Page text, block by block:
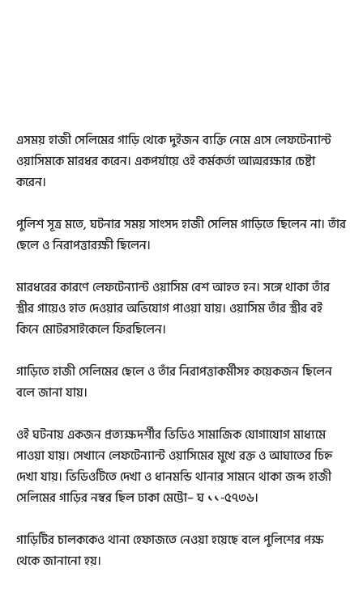
এসময় হাজী সেলিমের গাড়ি থেকে দুইজন ব্যক্তি নেমে এসে লেফটেন্যান্ট
ওয়াসিমকে মারধর করেন। একপর্যায়ে ওই কর্মকর্তা আত্মরক্ষার চেষ্টা
করেন।
পুলিশ সূত্র মতে, ঘটনার সময় সাংসদ হাজী সেলিম গাড়িতে ছিলেন না। তাঁর
ছেলে ও নিরাপত্তারক্ষী ছিলেন।
মারধরের কারণে লেফটেন্যান্ট ওয়াসিম বেশ আহত হন। সঙ্গে থাকা তাঁর
স্ত্রীর গায়েও হাত দেওয়ার অভিযোগ পাওয়া যায়। ওয়াসিম তাঁর স্ত্রীর বই
কিনে মোটরসাইকেলে ফিরছিলেন।
গাড়িতে হাজী সেলিমের ছেলে ও তাঁর নিরাপত্তাকর্মীসহ কয়েকজন ছিলেন
বলে জানা যায়।
ওই ঘটনায় একজন প্রত্যক্ষদর্শীর ভিডিও সামাজিক যোগাযোগ মাধ্যমে
পাওয়া যায়। সেখানে লেফটেন্যান্ট ওয়াসিমের মুখে রক্ত ও আঘাতের চিহ্ন
দেখা যায়। ভিডিওটিতে দেখা ও ধানমন্ডি থানার সামনে থাকা জব্দ হাজী
সেলিমের গাড়ির নম্বর ছিল ঢাকা মেট্টো– ঘ ১১-৫৭৩৬।
গাড়িটির চালককেও থানা হেফাজতে নেওয়া হয়েছে বলে পুলিশের পক্ষ
থেকে জানানো হয়।